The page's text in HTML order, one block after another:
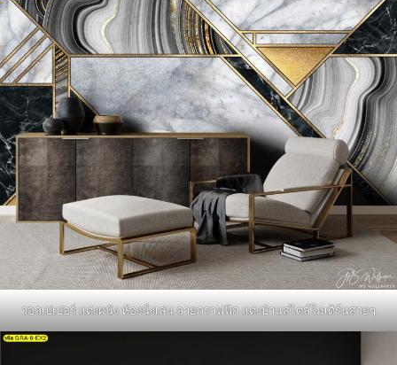
วอลเปเปอร์ แต่งผนัง ห้องนั่งเล่น ลายกราฟฟิก แต่งบ้านสไตล์โมเดิร์นสวยๆ